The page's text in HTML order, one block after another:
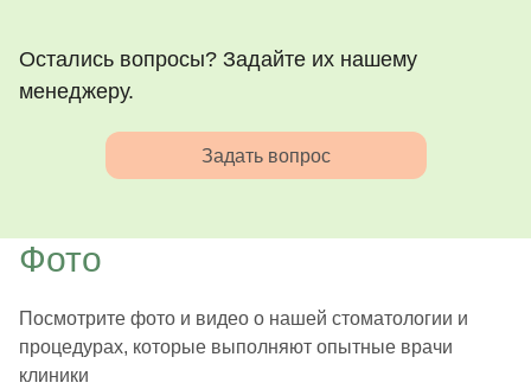
Остались вопросы? Задайте их нашему
менеджеру.
Задать вопрос
Фото
Посмотрите фото и видео о нашей стоматологии и
процедурах, которые выполняют опытные врачи
клиники